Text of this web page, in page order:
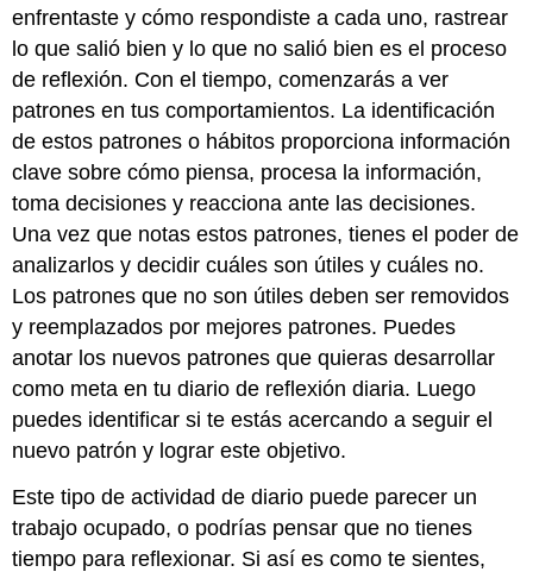
enfrentaste y cómo respondiste a cada uno, rastrear
lo que salió bien y lo que no salió bien es el proceso
de reflexión. Con el tiempo, comenzarás a ver
patrones en tus comportamientos. La identificación
de estos patrones o hábitos proporciona información
clave sobre cómo piensa, procesa la información,
toma decisiones y reacciona ante las decisiones.
Una vez que notas estos patrones, tienes el poder de
analizarlos y decidir cuáles son útiles y cuáles no.
Los patrones que no son útiles deben ser removidos
y reemplazados por mejores patrones. Puedes
anotar los nuevos patrones que quieras desarrollar
como meta en tu diario de reflexión diaria. Luego
puedes identificar si te estás acercando a seguir el
nuevo patrón y lograr este objetivo.
Este tipo de actividad de diario puede parecer un
trabajo ocupado, o podrías pensar que no tienes
tiempo para reflexionar. Si así es como te sientes,